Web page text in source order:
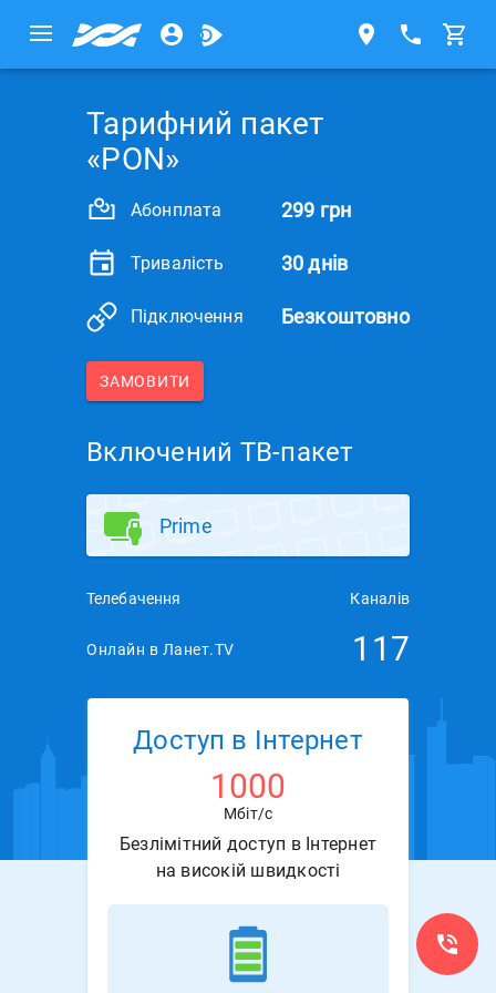
Тарифний пакет
«PON»
Абонплата 299 грн
Тривалість 30 днів
Підключення Безкоштовно
ЗАМОВИТИ
Включений ТВ-пакет
Prime
Телебачення Каналів
Онлайн в Ланет.TV 117
Доступ в Інтернет
1000
Мбіт/с
Безлімітний доступ в Інтернет
на високій швидкості